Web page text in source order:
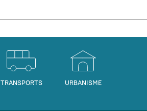
TRANSPORTS URBANISME